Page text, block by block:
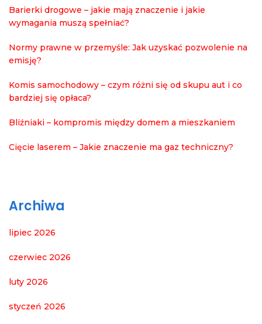
Barierki drogowe – jakie mają znaczenie i jakie
wymagania muszą spełniać?
Normy prawne w przemyśle: Jak uzyskać pozwolenie na
emisję?
Komis samochodowy – czym różni się od skupu aut i co
bardziej się opłaca?
Bliźniaki – kompromis między domem a mieszkaniem
Cięcie laserem – Jakie znaczenie ma gaz techniczny?
Archiwa
lipiec 2026
czerwiec 2026
luty 2026
styczeń 2026